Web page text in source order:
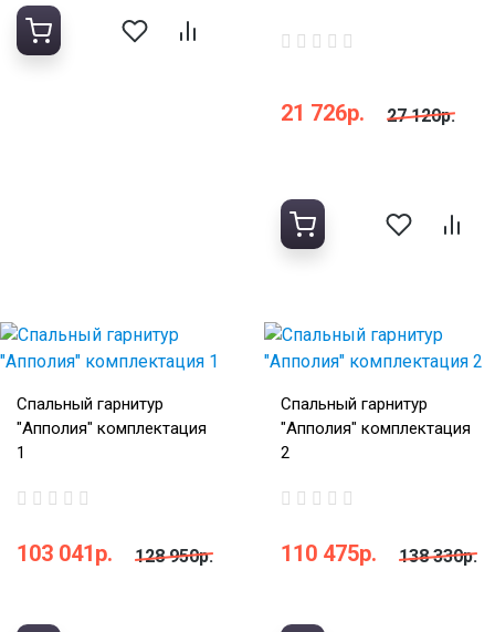
21 726р. 27 120р.
Спальный гарнитур
"Апполия" комплектация
1
103 041р. 128 950р.
Спальный гарнитур
"Апполия" комплектация
2
110 475р. 138 330р.